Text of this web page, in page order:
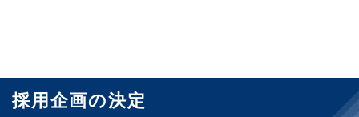
採用企画の決定